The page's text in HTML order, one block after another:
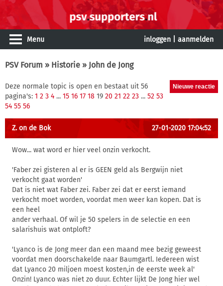
Menu inloggen aanmelden
PSV Forum » Historie » John de Jong
Deze normale topic is open en bestaat uit 56
pagina's: 1 2 3 4 ... 15 16 17 18 19 20 21 22 23 ... 52 53
54 55 56
Z. on de Bok 27-01-2020 17:04:52
Wow... wat word er hier veel onzin verkocht.
'Faber zei gisteren al er is GEEN geld als Bergwijn niet
verkocht gaat worden'
Dat is niet wat Faber zei. Faber zei dat er eerst iemand
verkocht moet worden, voordat men weer kan kopen. Dat is
een heel
ander verhaal. Of wil je 50 spelers in de selectie en een
salarishuis wat ontploft?
'Lyanco is de Jong meer dan een maand mee bezig geweest
voordat men doorschakelde naar Baumgartl. Iedereen wist
dat Lyanco 20 miljoen moest kosten,in de eerste week al'
Onzin! Lyanco was niet zo duur. Echter lijkt De Jong hier wel